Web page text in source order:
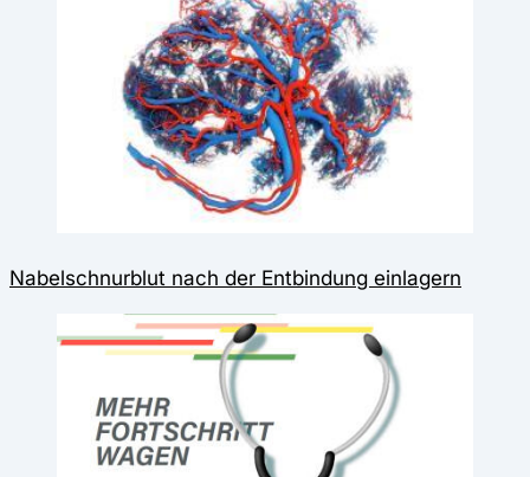
Nabelschnurblut nach der Entbindung einlagern